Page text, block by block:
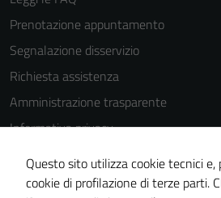
Prenotazione appuntamento
Segnalazione disservizio
Richiesta assistenza
Amministrazione trasparente
Informativa privacy
Cookie Policy
Note legali
Questo sito utilizza cookie tecnici e,
cookie di profilazione di terze parti.